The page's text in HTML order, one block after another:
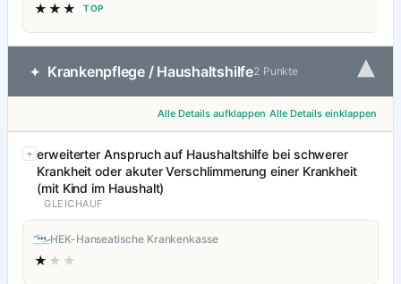
★★★ TOP
✦ Krankenpflege / Haushaltshilfe2 Punkte ▾
Alle Details aufklappen Alle Details einklappen
erweiterter Anspruch auf Haushaltshilfe bei schwerer
Krankheit oder akuter Verschlimmerung einer Krankheit
(mit Kind im Haushalt)
GLEICHAUF
HEK-Hanseatische Krankenkasse
★ ★★